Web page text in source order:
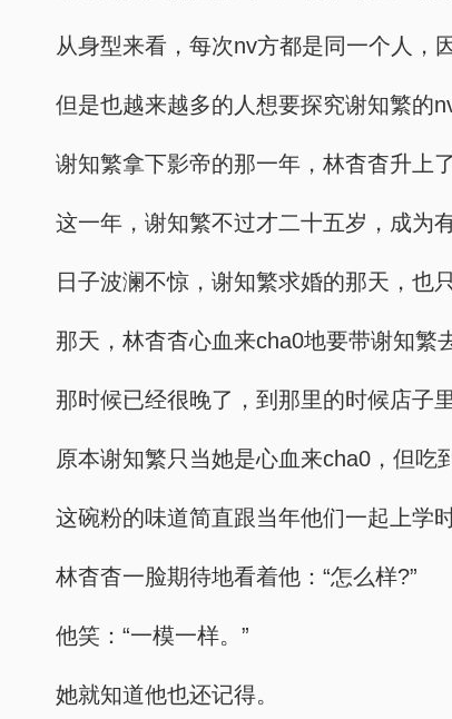
从身型来看，每次nv方都是同一个人，
但是也越来越多的人想要探究谢知繁的
谢知繁拿下影帝的那一年，林杳杳升上
这一年，谢知繁不过才二十五岁，成为
日子波澜不惊，谢知繁求婚的那天，也
那天，林杳杳心血来cha0地要带谢知繁
那时候已经很晚了，到那里的时候店子
原本谢知繁只当她是心血来cha0，但吃
这碗粉的味道简直跟当年他们一起上学
林杳杳一脸期待地看着他：“怎么样?”
他笑：“一模一样。”
她就知道他也还记得。